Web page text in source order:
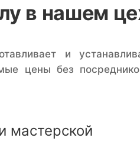
в нашем
и
цены без
мастерской